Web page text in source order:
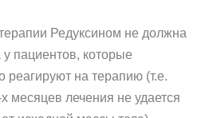
Редуксином не должна
пациентов, которые
реагируют на терапию (т.е.
месяцев лечения не удается